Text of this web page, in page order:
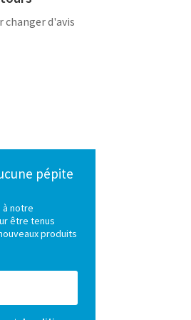
changer d'avis
pépite
à notre
être tenus
produits